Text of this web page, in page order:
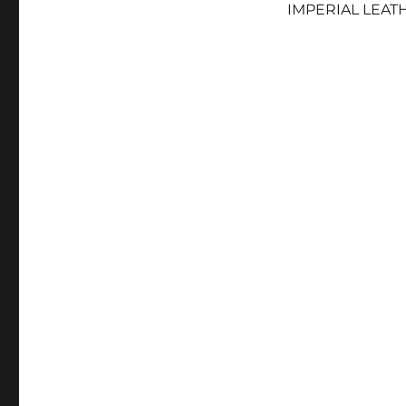
IMPERIAL